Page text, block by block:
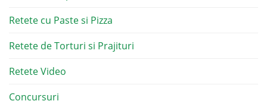
Retete cu Paste si Pizza
Retete de Torturi si Prajituri
Retete Video
Concursuri